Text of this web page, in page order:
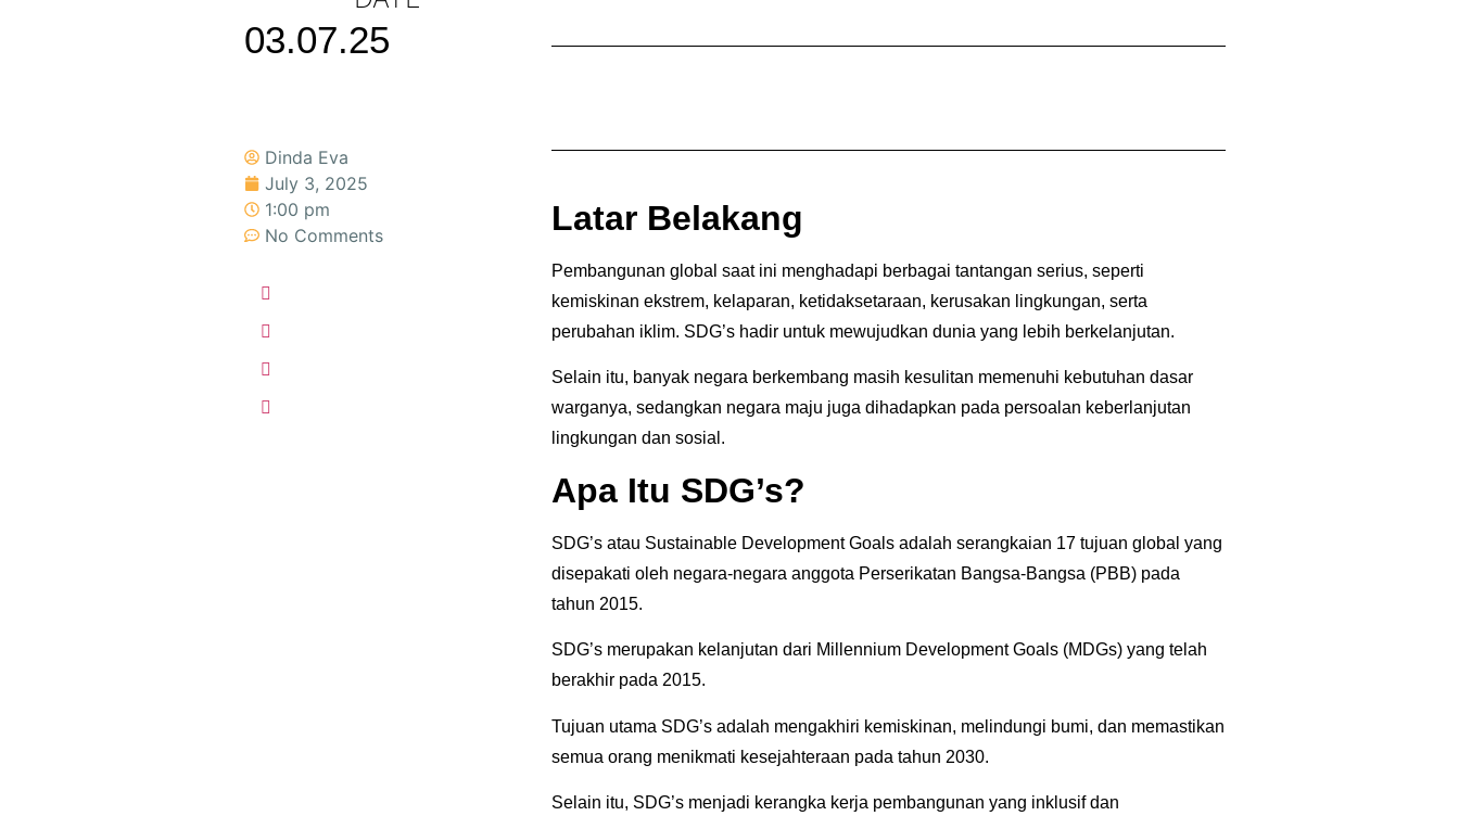
03.07.25
Dinda Eva
July 3, 2025
1:00 pm
No Comments
Latar Belakang
Pembangunan global saat ini menghadapi berbagai tantangan serius, seperti
kemiskinan ekstrem, kelaparan, ketidaksetaraan, kerusakan lingkungan, serta
perubahan iklim. SDG’s hadir untuk mewujudkan dunia yang lebih berkelanjutan.
Selain itu, banyak negara berkembang masih kesulitan memenuhi kebutuhan dasar
warganya, sedangkan negara maju juga dihadapkan pada persoalan keberlanjutan
lingkungan dan sosial.
Apa Itu SDG’s?
SDG’s atau Sustainable Development Goals adalah serangkaian 17 tujuan global yang
disepakati oleh negara-negara anggota Perserikatan Bangsa-Bangsa (PBB) pada
tahun 2015.
SDG’s merupakan kelanjutan dari Millennium Development Goals (MDGs) yang telah
berakhir pada 2015.
Tujuan utama SDG’s adalah mengakhiri kemiskinan, melindungi bumi, dan memastikan
semua orang menikmati kesejahteraan pada tahun 2030.
Selain itu, SDG’s menjadi kerangka kerja pembangunan yang inklusif dan